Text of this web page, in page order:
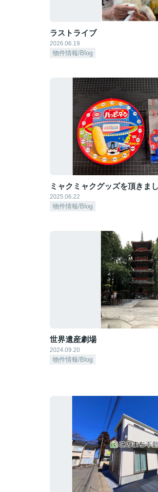
ラストライブ
2026.06.19
物件情報/Blog
ミャクミャクグッズを頂きま
2025.06.22
物件情報/Blog
世界遺産劇場
2024.09.20
物件情報/Blog